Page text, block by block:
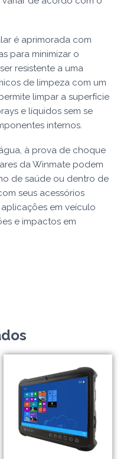
é aprimorada com
para minimizar o
resistente a uma
de limpeza com um
limpar a superfície
e líquidos sem se
internos.
à prova de choque
da Winmate podem
de saúde ou dentro de
seus acessórios
em veículo
e impactos em